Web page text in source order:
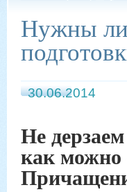
Нужны
30.06.2014
Не
как можно